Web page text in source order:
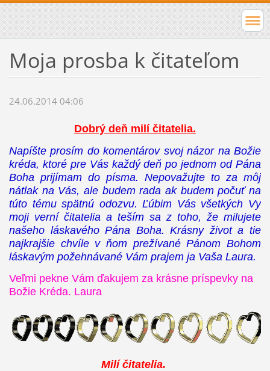
Moja prosba k čitateľom
24.06.2014 04:06
Dobrý deň milí čitatelia.
Napíšte prosím do komentárov svoj názor na Božie
kréda, ktoré pre Vás každý deň po jednom od Pána
Boha prijímam do písma. Nepovažujte to za môj
nátlak na Vás, ale budem rada ak budem počuť na
túto tému spätnú odozvu. Ľúbim Vás všetkých Vy
moji verní čitatelia a teším sa z toho, že milujete
našeho láskavého Pána Boha. Krásny život a tie
najkrajšie chvíle v ňom prežívané Pánom Bohom
láskavým požehnávané Vám prajem ja Vaša Laura.
Veľmi pekne Vám ďakujem za krásne príspevky na
Božie Kréda. Laura
Milí čitatelia.